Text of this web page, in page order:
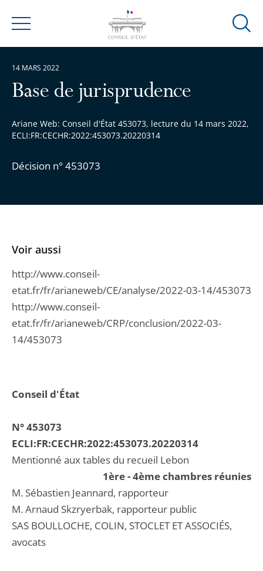
Menu
Ouvrir
Base de jurisprudence
Ariane Web: Conseil d'État 453073, lecture du 14 mars 2022,
ECLI:FR:CECHR:2022:453073.20220314
Décision n° 453073
14 MARS 2022
Conseil d'État
N° 453073
ECLI:FR:CECHR:2022:453073.20220314
Mentionné aux tables du recueil Lebon
1ère - 4ème chambres réunies
M. Sébastien Jeannard, rapporteur
M. Arnaud Skzryerbak, rapporteur public
SAS BOULLOCHE, COLIN, STOCLET ET ASSOCIÉS,
avocats
Voir aussi
http://www.conseil-
etat.fr/fr/arianeweb/CE/analyse/2022-03-14/453073
http://www.conseil-
etat.fr/fr/arianeweb/CRP/conclusion/2022-03-
14/453073